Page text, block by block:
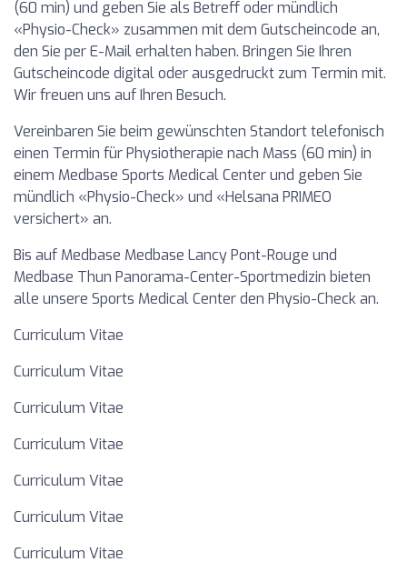
(60 min) und geben Sie als Betreff oder mündlich
«Physio-Check» zusammen mit dem Gutscheincode an,
den Sie per E-Mail erhalten haben. Bringen Sie Ihren
Gutscheincode digital oder ausgedruckt zum Termin mit.
Wir freuen uns auf Ihren Besuch.
Vereinbaren Sie beim gewünschten Standort telefonisch
einen Termin für Physiotherapie nach Mass (60 min) in
einem Medbase Sports Medical Center und geben Sie
mündlich «Physio-Check» und «Helsana PRIMEO
versichert» an.
Bis auf Medbase Medbase Lancy Pont-Rouge und
Medbase Thun Panorama-Center-Sportmedizin bieten
alle unsere Sports Medical Center den Physio-Check an.
Curriculum Vitae
Curriculum Vitae
Curriculum Vitae
Curriculum Vitae
Curriculum Vitae
Curriculum Vitae
Curriculum Vitae